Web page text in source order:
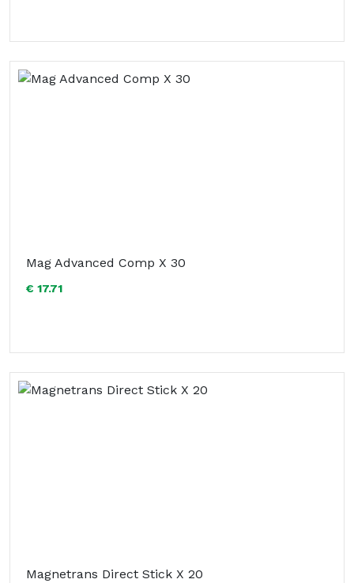
Mag Advanced Comp X 30
€ 17.71
Magnetrans Direct Stick X 20